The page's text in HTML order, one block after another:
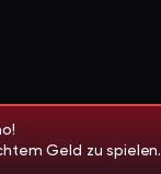
Geld zu spielen.